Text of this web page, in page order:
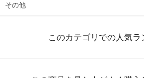
その他